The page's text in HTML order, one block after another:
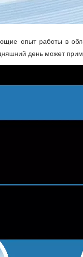
опыт работы в
день может